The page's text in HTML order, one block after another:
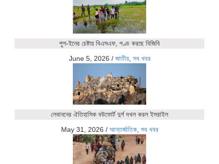
পুশ-ইনের চেষ্টায় বিএসএফ, পণ্ড করছে বিজিবি
June 5, 2026 / জাতীয়, সব খবর
লেবাননের ঐতিহাসিক বউফোর্ট দুর্গ দখল করল ইসরাইল
May 31, 2026 / আন্তর্জাতিক, সব খবর